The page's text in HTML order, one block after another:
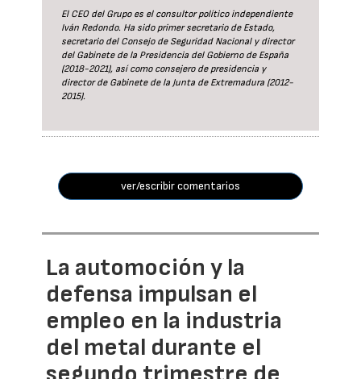
El CEO del Grupo es el consultor político independiente
Iván Redondo. Ha sido primer secretario de Estado,
secretario del Consejo de Seguridad Nacional y director
del Gabinete de la Presidencia del Gobierno de España
(2018-2021), así como consejero de presidencia y
director de Gabinete de la Junta de Extremadura (2012-
2015).
ver/escribir comentarios
La automoción y la
defensa impulsan el
empleo en la industria
del metal durante el